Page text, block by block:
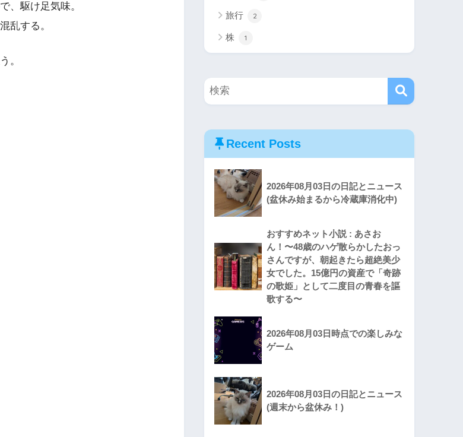
、駆け足気味。
乱する。
。
旅行 2
株 1
Recent Posts
2026年08月03日の日記とニュース
(盆休み始まるから冷蔵庫消化中)
おすすめネット小説 : あさお
ん！〜48歳のハゲ散らかしたおっ
さんですが、朝起きたら超絶美少
女でした。15億円の資産で「奇跡
の歌姫」として二度目の青春を謳
歌する〜
2026年08月03日時点での楽しみな
ゲーム
2026年08月03日の日記とニュース
(週末から盆休み！)